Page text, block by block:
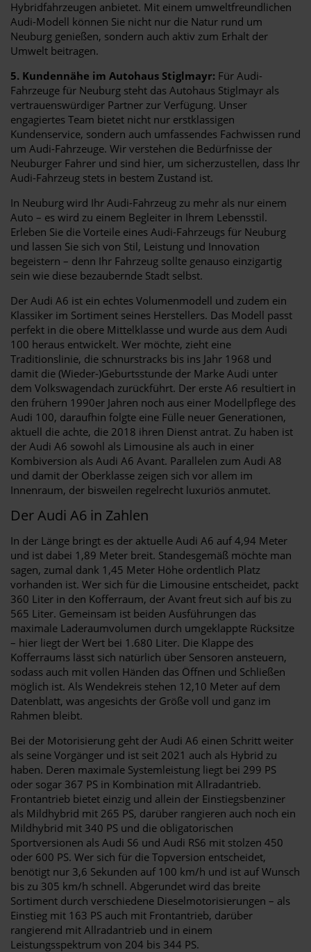
Hybridfahrzeugen anbietet. Mit einem umweltfreundlichen
Audi-Modell können Sie nicht nur die Natur rund um
Neuburg genießen, sondern auch aktiv zum Erhalt der
Umwelt beitragen.
5. Kundennähe im Autohaus Stiglmayr: Für Audi-
Fahrzeuge für Neuburg steht das Autohaus Stiglmayr als
vertrauenswürdiger Partner zur Verfügung. Unser
engagiertes Team bietet nicht nur erstklassigen
Kundenservice, sondern auch umfassendes Fachwissen rund
um Audi-Fahrzeuge. Wir verstehen die Bedürfnisse der
Neuburger Fahrer und sind hier, um sicherzustellen, dass Ihr
Audi-Fahrzeug stets in bestem Zustand ist.
In Neuburg wird Ihr Audi-Fahrzeug zu mehr als nur einem
Auto – es wird zu einem Begleiter in Ihrem Lebensstil.
Erleben Sie die Vorteile eines Audi-Fahrzeugs für Neuburg
und lassen Sie sich von Stil, Leistung und Innovation
begeistern – denn Ihr Fahrzeug sollte genauso einzigartig
sein wie diese bezaubernde Stadt selbst.
Der Audi A6 ist ein echtes Volumenmodell und zudem ein
Klassiker im Sortiment seines Herstellers. Das Modell passt
perfekt in die obere Mittelklasse und wurde aus dem Audi
100 heraus entwickelt. Wer möchte, zieht eine
Traditionslinie, die schnurstracks bis ins Jahr 1968 und
damit die (Wieder-)Geburtsstunde der Marke Audi unter
dem Volkswagendach zurückführt. Der erste A6 resultiert in
den frühern 1990er Jahren noch aus einer Modellpflege des
Audi 100, daraufhin folgte eine Fülle neuer Generationen,
aktuell die achte, die 2018 ihren Dienst antrat. Zu haben ist
der Audi A6 sowohl als Limousine als auch in einer
Kombiversion als Audi A6 Avant. Parallelen zum Audi A8
und damit der Oberklasse zeigen sich vor allem im
Innenraum, der bisweilen regelrecht luxuriös anmutet.
Der Audi A6 in Zahlen
In der Länge bringt es der aktuelle Audi A6 auf 4,94 Meter
und ist dabei 1,89 Meter breit. Standesgemäß möchte man
sagen, zumal dank 1,45 Meter Höhe ordentlich Platz
vorhanden ist. Wer sich für die Limousine entscheidet, packt
360 Liter in den Kofferraum, der Avant freut sich auf bis zu
565 Liter. Gemeinsam ist beiden Ausführungen das
maximale Laderaumvolumen durch umgeklappte Rücksitze
– hier liegt der Wert bei 1.680 Liter. Die Klappe des
Kofferraums lässt sich natürlich über Sensoren ansteuern,
sodass auch mit vollen Händen das Öffnen und Schließen
möglich ist. Als Wendekreis stehen 12,10 Meter auf dem
Datenblatt, was angesichts der Größe voll und ganz im
Rahmen bleibt.
Bei der Motorisierung geht der Audi A6 einen Schritt weiter
als seine Vorgänger und ist seit 2021 auch als Hybrid zu
haben. Deren maximale Systemleistung liegt bei 299 PS
oder sogar 367 PS in Kombination mit Allradantrieb.
Frontantrieb bietet einzig und allein der Einstiegsbenziner
als Mildhybrid mit 265 PS, darüber rangieren auch noch ein
Mildhybrid mit 340 PS und die obligatorischen
Sportversionen als Audi S6 und Audi RS6 mit stolzen 450
oder 600 PS. Wer sich für die Topversion entscheidet,
benötigt nur 3,6 Sekunden auf 100 km/h und ist auf Wunsch
bis zu 305 km/h schnell. Abgerundet wird das breite
Sortiment durch verschiedene Dieselmotorisierungen – als
Einstieg mit 163 PS auch mit Frontantrieb, darüber
rangierend mit Allradantrieb und in einem
Leistungsspektrum von 204 bis 344 PS.